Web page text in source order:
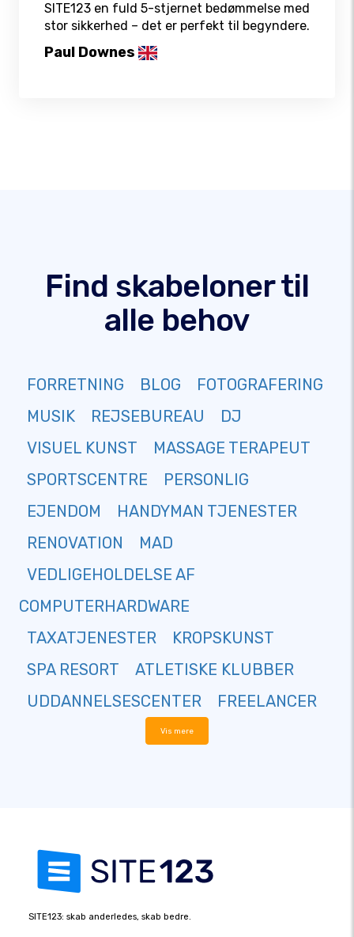
SITE123 en fuld 5-stjernet bedømmelse med
stor sikkerhed – det er perfekt til begyndere.
Paul Downes
Find skabeloner til
alle behov
FORRETNING BLOG
FOTOGRAFERING
MUSIK
REJSEBUREAU
DJ
VISUEL KUNST
MASSAGE TERAPEUT
SPORTSCENTRE
PERSONLIG
EJENDOM
HANDYMAN TJENESTER
RENOVATION
MAD
VEDLIGEHOLDELSE AF
COMPUTERHARDWARE
TAXATJENESTER
KROPSKUNST
SPA RESORT
ATLETISKE KLUBBER
UDDANNELSESCENTER
FREELANCER
Vis mere
SITE123: skab anderledes, skab bedre.